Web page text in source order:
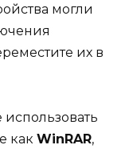
могли
их в
как WinRAR,